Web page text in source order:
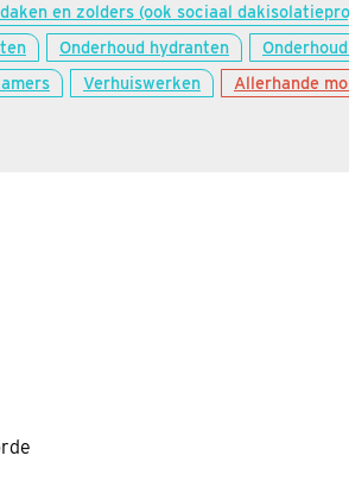
en zolders (ook sociaal
Onderhoud hydranten
Verhuiswerken Allerhande